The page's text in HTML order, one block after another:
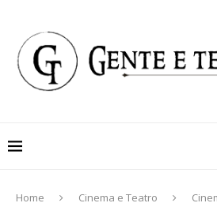
Home Cinema e Teatro